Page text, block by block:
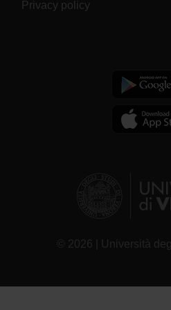
Privacy policy
© 2026 | Università